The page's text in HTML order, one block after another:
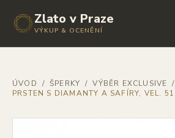
Zlato v Praze
VÝKUP & OCENĚNÍ
ÚVOD / ŠPERKY / VÝBĚR EXCLUSIVE /
PRSTEN S DIAMANTY A SAFÍRY, VEL. 51